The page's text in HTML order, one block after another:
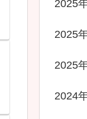
2025
2025
2025
2024